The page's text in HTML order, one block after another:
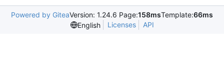
Powered by GiteaVersion: 1.24.6 Page:158msTemplate:66ms
English
Licenses API